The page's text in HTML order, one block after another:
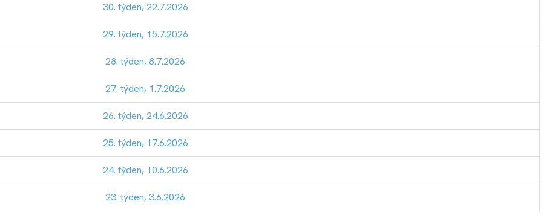
30. týden, 22.7.2026
29. týden, 15.7.2026
28. týden, 8.7.2026
27. týden, 1.7.2026
26. týden, 24.6.2026
25. týden, 17.6.2026
24. týden, 10.6.2026
23. týden, 3.6.2026